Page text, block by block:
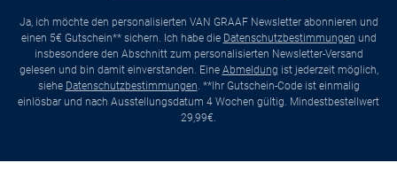
Ja, ich möchte den personalisierten VAN GRAAF Newsletter abonnieren und
einen 5€ Gutschein** sichern. Ich habe die Datenschutzbestimmungen und
insbesondere den Abschnitt zum personalisierten Newsletter-Versand
gelesen und bin damit einverstanden. Eine Abmeldung ist jederzeit möglich,
siehe Datenschutzbestimmungen. **Ihr Gutschein-Code ist einmalig
einlösbar und nach Ausstellungsdatum 4 Wochen gültig. Mindestbestellwert
29,99€.